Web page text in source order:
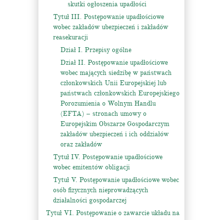
skutki ogłoszenia upadłości
Tytuł III. Postępowanie upadłościowe
wobec zakładów ubezpieczeń i zakładów
reasekuracji
Dział I. Przepisy ogólne
Dział II. Postępowanie upadłościowe
wobec mających siedzibę w państwach
członkowskich Unii Europejskiej lub
państwach członkowskich Europejskiego
Porozumienia o Wolnym Handlu
(EFTA) – stronach umowy o
Europejskim Obszarze Gospodarczym
zakładów ubezpieczeń i ich oddziałów
oraz zakładów
Tytuł IV. Postępowanie upadłościowe
wobec emitentów obligacji
Tytuł V. Postępowanie upadłościowe wobec
osób fizycznych nieprowadzących
działalności gospodarczej
Tytuł VI. Postępowanie o zawarcie układu na